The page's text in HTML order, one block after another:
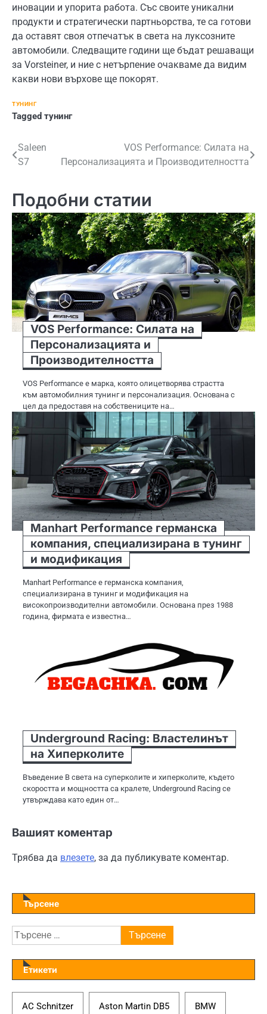
иновации и упорита работа. Със своите уникални
продукти и стратегически партньорства, те са готови
да оставят своя отпечатък в света на луксозните
автомобили. Следващите години ще бъдат решаващи
за Vorsteiner, и ние с нетърпение очакваме да видим
какви нови върхове ще покорят.
ТУНИНГ
Tagged тунинг
Навигация
Saleen
S7
VOS Performance: Силата на
Персонализацията и Производителността
Подобни статии
VOS Performance: Силата на
Персонализацията и
Производителността
VOS Performance е марка, която олицетворява страстта
към автомобилния тунинг и персонализация. Основана с
цел да предоставя на собствениците на…
Manhart Performance германска
компания, специализирана в тунинг
и модификация
Manhart Performance е германска компания,
специализирана в тунинг и модификация на
високопроизводителни автомобили. Основана през 1988
година, фирмата е известна…
Underground Racing: Властелинът
на Хиперколите
Въведение В света на суперколите и хиперколите, където
скоростта и мощността са кралете, Underground Racing се
утвърждава като един от…
Вашият коментар
Трябва да влезете, за да публикувате коментар.
Търсене
Търсене
за:
Етикети
AC Schnitzer Aston Martin DB5 BMW